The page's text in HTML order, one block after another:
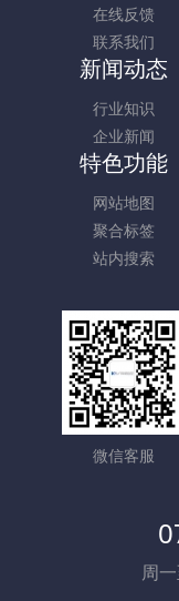
在线反馈
联系我们
新闻动态
行业知识
企业新闻
特色功能
网站地图
聚合标签
站内搜索
微信客服
周